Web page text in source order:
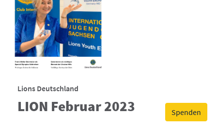
Spenden
Lions Deutschland
LION Februar 2023